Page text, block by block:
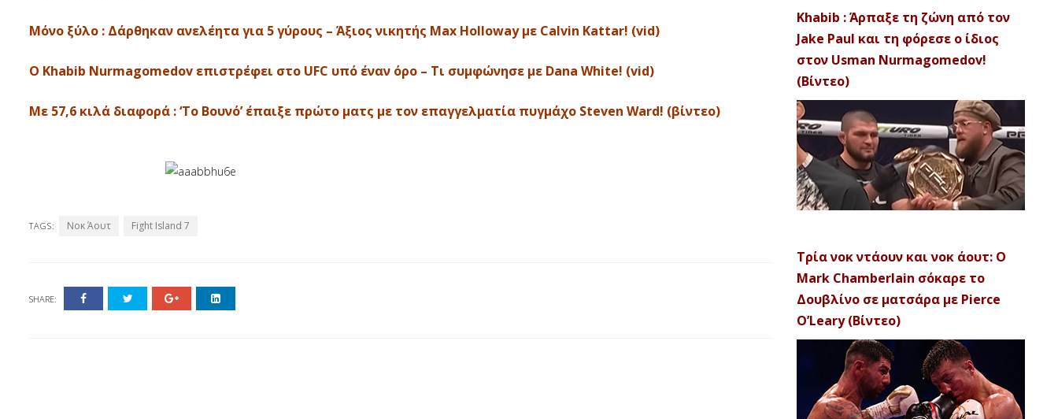
Μόνο ξύλο : Δάρθηκαν ανελέητα για 5 γύρους – Άξιος νικητής Max Holloway με Calvin Kattar! (vid)
Ο Khabib Nurmagomedov επιστρέφει στο UFC υπό έναν όρο – Τι συμφώνησε με Dana White! (vid)
Με 57,6 κιλά διαφορά : ‘Το Βουνό’ έπαιξε πρώτο ματς με τον επαγγελματία πυγμάχο Steven Ward! (βίντεο)
TAGS: Νοκ Άουτ Fight Island 7
SHARE:
Khabib : Άρπαξε τη ζώνη από τον
Jake Paul και τη φόρεσε ο ίδιος
στον Usman Nurmagomedov!
(Βίντεο)
Τρία νοκ ντάουν και νοκ άουτ: Ο
Mark Chamberlain σόκαρε το
Δουβλίνο σε ματσάρα με Pierce
O’Leary (Βίντεο)